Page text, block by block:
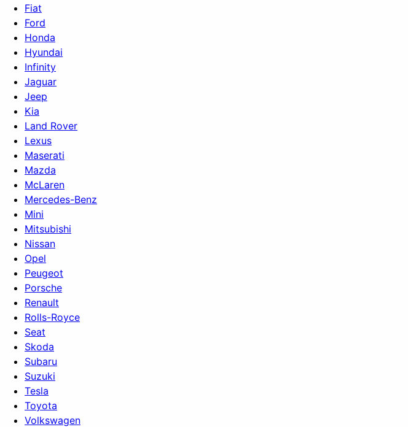
Fiat
Ford
Honda
Hyundai
Infinity
Jaguar
Jeep
Kia
Land Rover
Lexus
Maserati
Mazda
McLaren
Mercedes-Benz
Mini
Mitsubishi
Nissan
Opel
Peugeot
Porsche
Renault
Rolls-Royce
Seat
Skoda
Subaru
Suzuki
Tesla
Toyota
Volkswagen